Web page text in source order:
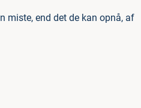
miste, end det de kan opnå, af